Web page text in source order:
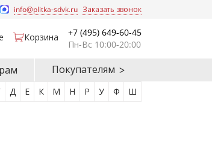
info@plitka-sdvk.ru Заказать звонок
Корзина
+7 (495) 649-60-45
Пн-Вс 10:00-20:00
Покупателям
Д Е К М Н Р У Ф Ш